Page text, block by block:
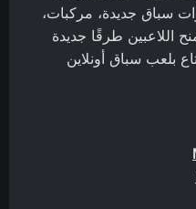
سباق جديدة، مركبات،
اللاعبين طرقًا جديدة
بلعب سباق أونلاين